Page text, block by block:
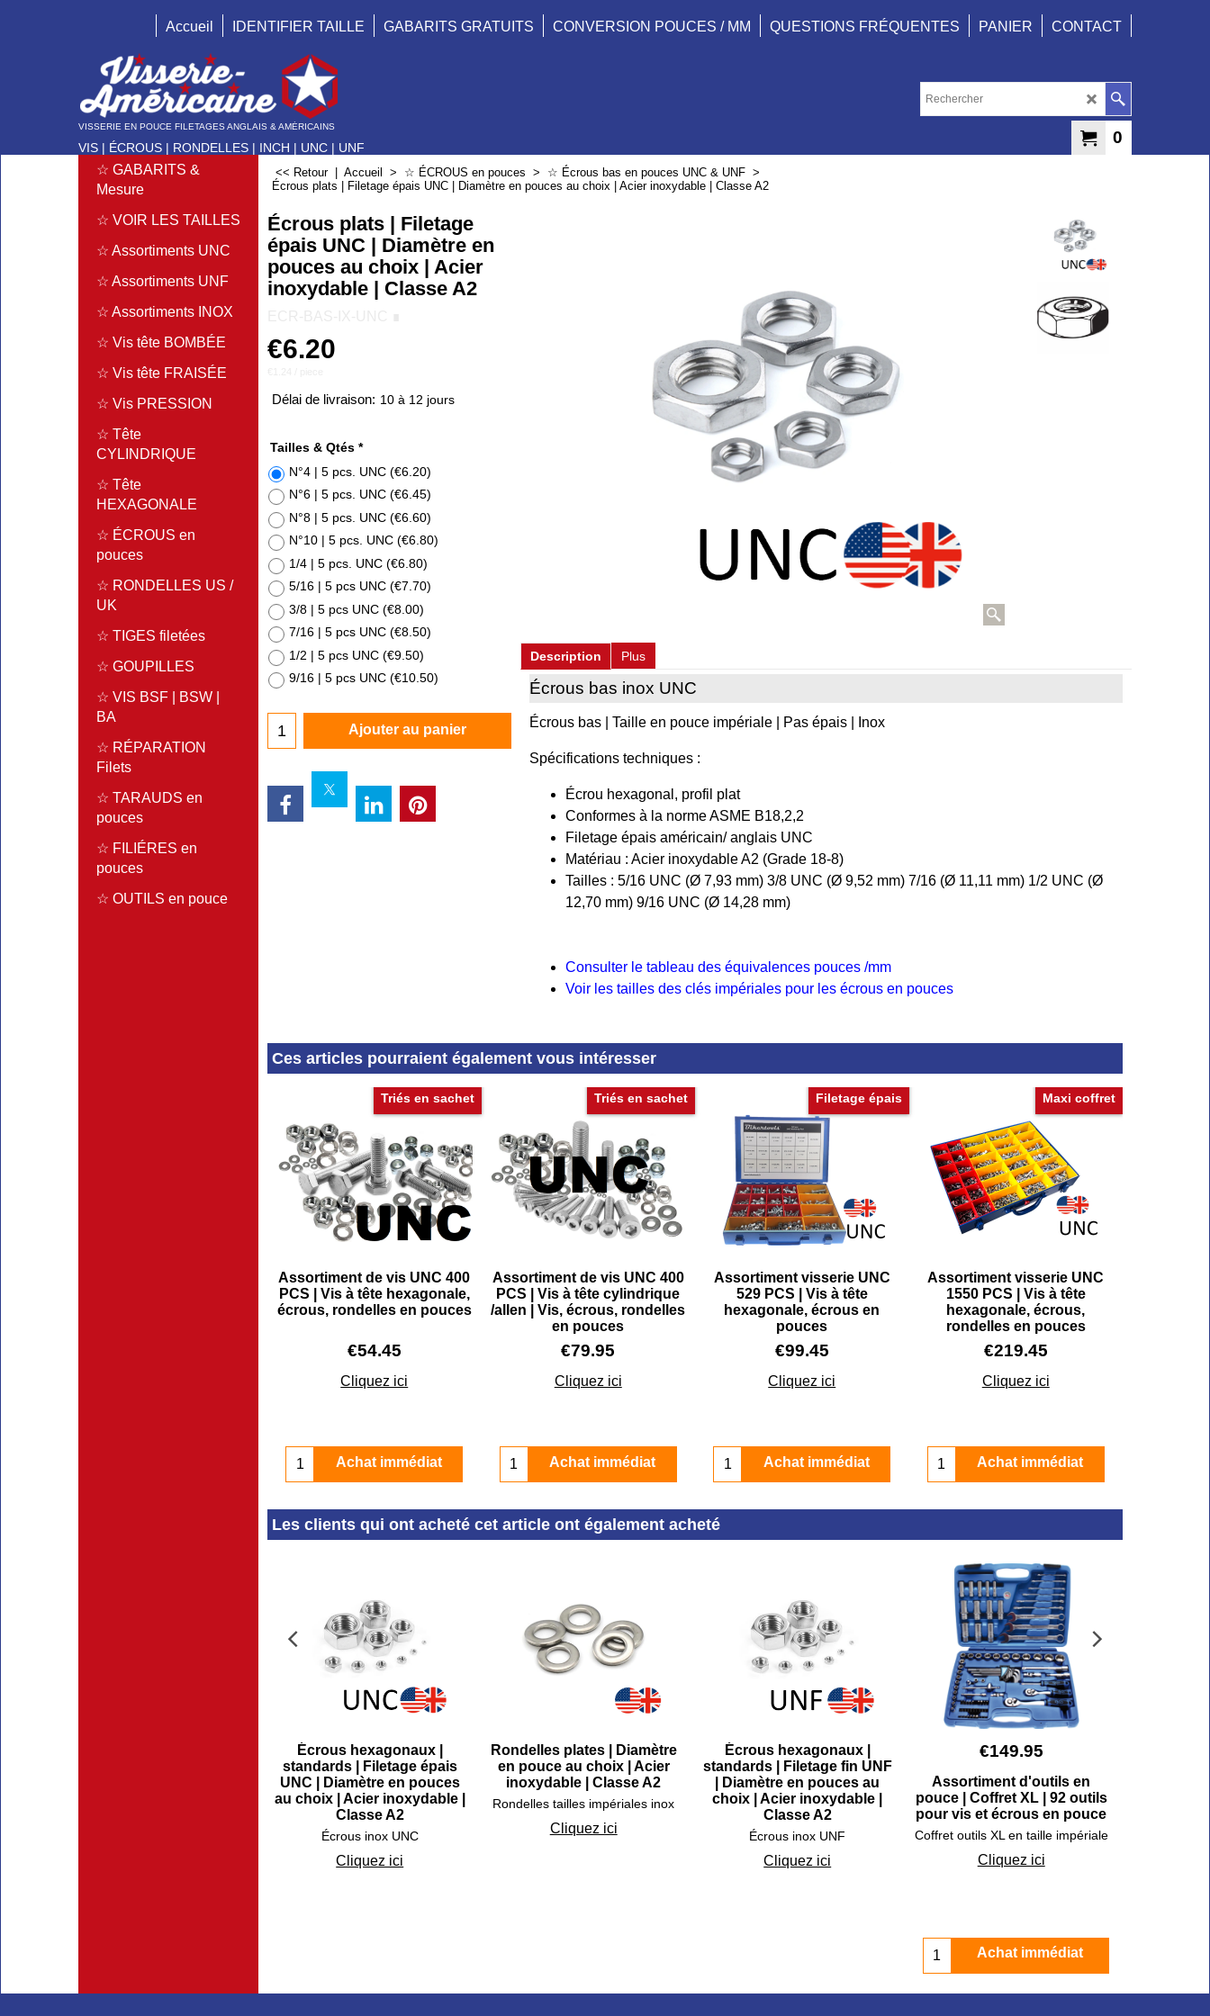
Accueil IDENTIFIER TAILLE GABARITS GRATUITS CONVERSION POUCES / MM QUESTIONS FRÉQUENTES PANIER CONTACT
VISSERIE EN POUCE FILETAGES ANGLAIS & AMÉRICAINS
VIS | ÉCROUS | RONDELLES | INCH | UNC | UNF
0
☆ GABARITS &
Mesure
☆ VOIR LES TAILLES
☆ Assortiments UNC
☆ Assortiments UNF
☆ Assortiments INOX
☆ Vis tête BOMBÉE
☆ Vis tête FRAISÉE
☆ Vis PRESSION
☆ Tête
CYLINDRIQUE
☆ Tête
HEXAGONALE
☆ ÉCROUS en
pouces
☆ RONDELLES US /
UK
☆ TIGES filetées
☆ GOUPILLES
☆ VIS BSF | BSW |
BA
☆ RÉPARATION
Filets
☆ TARAUDS en
pouces
☆ FILIÉRES en
pouces
☆ OUTILS en pouce
<< Retour Accueil > ☆ ÉCROUS en pouces > ☆ Écrous bas en pouces UNC & UNF >
Écrous plats | Filetage épais UNC | Diamètre en pouces au choix | Acier inoxydable | Classe A2
Écrous plats | Filetage
épais UNC | Diamètre en
pouces au choix | Acier
inoxydable | Classe A2
€6.20
Délai de livraison: 10 à 12 jours
Tailles & Qtés *
N°4 | 5 pcs. UNC (€6.20)
N°6 | 5 pcs. UNC (€6.45)
N°8 | 5 pcs. UNC (€6.60)
N°10 | 5 pcs. UNC (€6.80)
1/4 | 5 pcs. UNC (€6.80)
5/16 | 5 pcs UNC (€7.70)
3/8 | 5 pcs UNC (€8.00)
7/16 | 5 pcs UNC (€8.50)
1/2 | 5 pcs UNC (€9.50)
9/16 | 5 pcs UNC (€10.50)
Ajouter au panier
Description Plus
Écrous bas inox UNC
Écrous bas | Taille en pouce impériale | Pas épais | Inox
Spécifications techniques :
Écrou hexagonal, profil plat
Conformes à la norme ASME B18,2,2
Filetage épais américain/ anglais UNC
Matériau : Acier inoxydable A2 (Grade 18-8)
Tailles : 5/16 UNC (Ø 7,93 mm) 3/8 UNC (Ø 9,52 mm) 7/16 (Ø 11,11 mm) 1/2 UNC (Ø
12,70 mm) 9/16 UNC (Ø 14,28 mm)
Consulter le tableau des équivalences pouces /mm
Voir les tailles des clés impériales pour les écrous en pouces
Ces articles pourraient également vous intéresser
Triés en sachet
Assortiment de vis UNC 400
PCS | Vis à tête hexagonale,
écrous, rondelles en pouces
€54.45
Cliquez ici
Achat immédiat
Triés en sachet
Assortiment de vis UNC 400
PCS | Vis à tête cylindrique
/allen | Vis, écrous, rondelles
en pouces
€79.95
Cliquez ici
Achat immédiat
Filetage épais
Assortiment visserie UNC
529 PCS | Vis à tête
hexagonale, écrous en
pouces
€99.45
Cliquez ici
Achat immédiat
Maxi coffret
Assortiment visserie UNC
1550 PCS | Vis à tête
hexagonale, écrous,
rondelles en pouces
€219.45
Cliquez ici
Achat immédiat
Les clients qui ont acheté cet article ont également acheté
Écrous hexagonaux |
standards | Filetage épais
UNC | Diamètre en pouces
au choix | Acier inoxydable |
Classe A2
Écrous inox UNC
Cliquez ici
Rondelles plates | Diamètre
en pouce au choix | Acier
inoxydable | Classe A2
Rondelles tailles impériales inox
Cliquez ici
Écrous hexagonaux |
standards | Filetage fin UNF
| Diamètre en pouces au
choix | Acier inoxydable |
Classe A2
Écrous inox UNF
Cliquez ici
€149.95
Assortiment d'outils en
pouce | Coffret XL | 92 outils
pour vis et écrous en pouce
Coffret outils XL en taille impériale
Cliquez ici
Achat immédiat